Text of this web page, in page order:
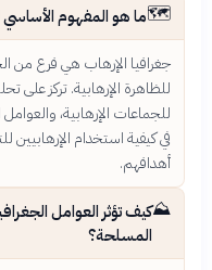
🗺️ما هو المفهوم الأساسي
جغرافيا الإرهاب هي فرع من
للظاهرة الإرهابية. تركز على
للجماعات الإرهابية،
في كيفية استخدام الإرهابيين
أهدافهم.
⛰️كيف تؤثر العوامل
المسلحة؟